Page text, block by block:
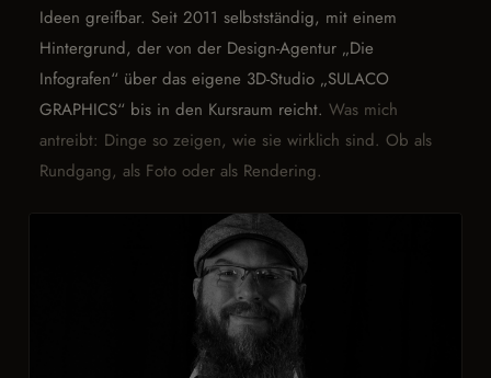
Ideen greifbar. Seit 2011 selbstständig, mit einem
Hintergrund, der von der Design-Agentur „Die
Infografen“ über das eigene 3D-Studio „SULACO
GRAPHICS“ bis in den Kursraum reicht. Was mich
antreibt: Dinge so zeigen, wie sie wirklich sind. Ob als
Rundgang, als Foto oder als Rendering.